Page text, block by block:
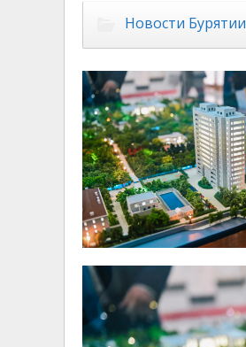
Новости Бурятии